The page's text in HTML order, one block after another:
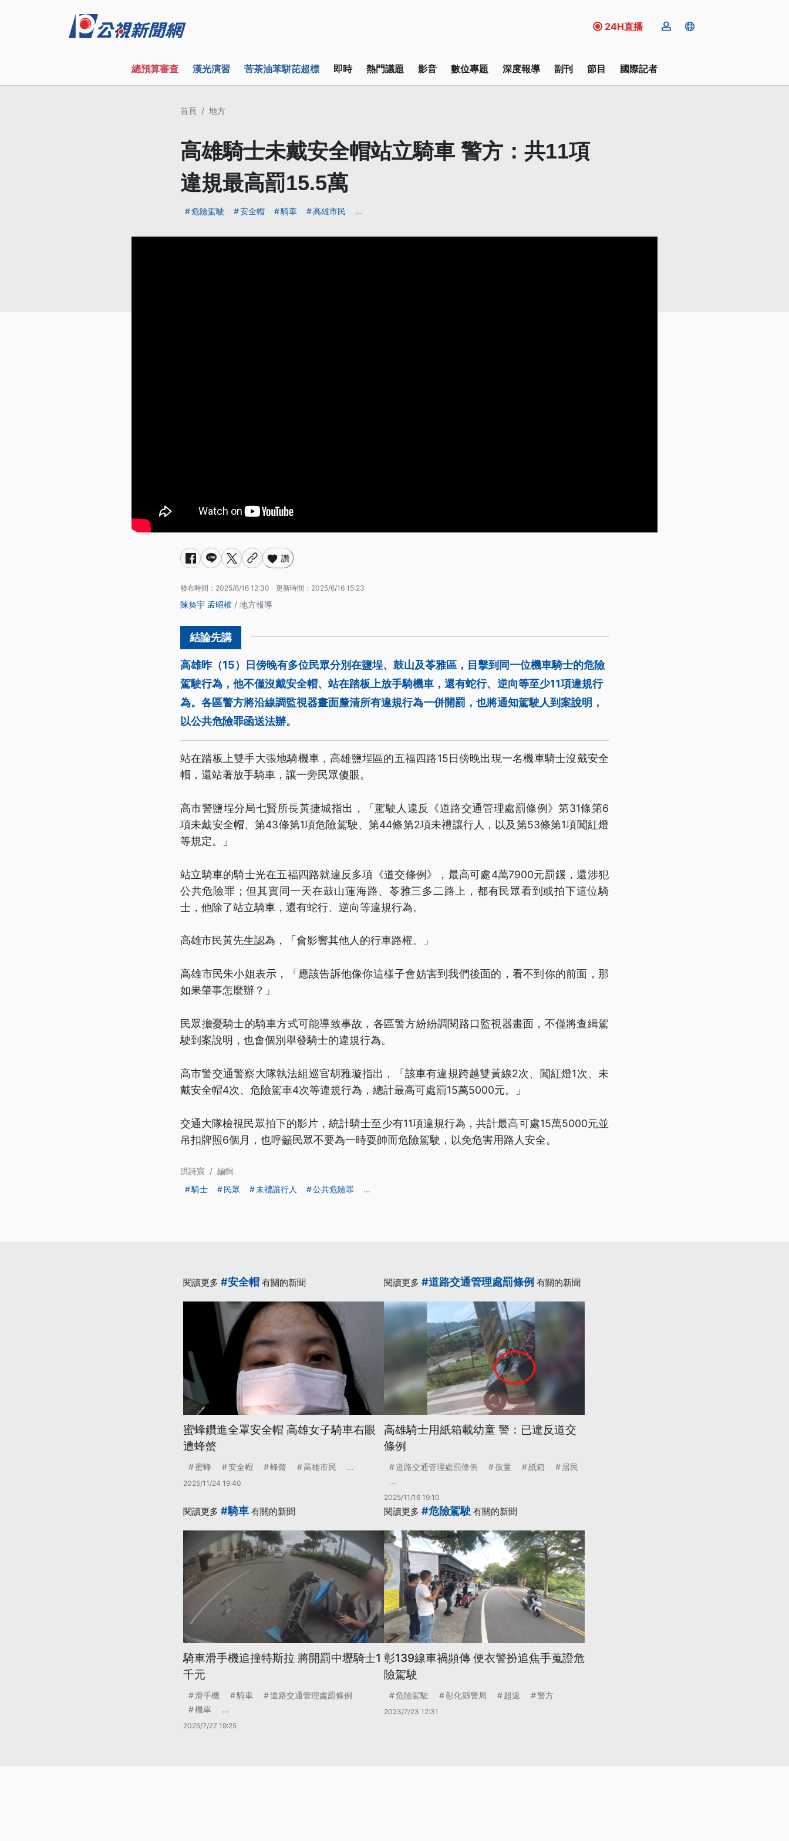
24H直播
總預算審查 漢光演習 苦茶油苯駢芘超標 即時 熱門議題 影音 數位專題 深度報導 副刊 節目 國際記者
首頁 地方
高雄騎士未戴安全帽站立騎車 警方：共11項
違規最高罰15.5萬
危險駕駛 安全帽 騎車 高雄市民 ...
讚
發布時間： 2025/6/16 12:30 更新時間： 2025/6/16 15:23
陳奐宇 孟昭權 / 地方報導
高雄昨（15）日傍晚有多位民眾分別在鹽埕、鼓山及苓雅區，目擊到同一位機車騎士的危險
駕駛行為，他不僅沒戴安全帽、站在踏板上放手騎機車，還有蛇行、逆向等至少11項違規行
為。各區警方將沿線調監視器畫面釐清所有違規行為一併開罰，也將通知駕駛人到案說明，
以公共危險罪函送法辦。
站在踏板上雙手大張地騎機車，高雄鹽埕區的五福四路15日傍晚出現一名機車騎士沒戴安全
帽，還站著放手騎車，讓一旁民眾傻眼。
高市警鹽埕分局七賢所長黃捷城指出，「駕駛人違反《道路交通管理處罰條例》第31條第6
項未戴安全帽、第43條第1項危險駕駛、第44條第2項未禮讓行人，以及第53條第1項闖紅燈
等規定。」
站立騎車的騎士光在五福四路就違反多項《道交條例》，最高可處4萬7900元罰鍰，還涉犯
公共危險罪；但其實同一天在鼓山蓮海路、苓雅三多二路上，都有民眾看到或拍下這位騎
士，他除了站立騎車，還有蛇行、逆向等違規行為。
高雄市民黃先生認為，「會影響其他人的行車路權。」
高雄市民朱小姐表示，「應該告訴他像你這樣子會妨害到我們後面的，看不到你的前面，那
如果肇事怎麼辦？」
民眾擔憂騎士的騎車方式可能導致事故，各區警方紛紛調閱路口監視器畫面，不僅將查緝駕
駛到案說明，也會個別舉發騎士的違規行為。
高市警交通警察大隊執法組巡官胡雅璇指出，「該車有違規跨越雙黃線2次、闖紅燈1次、未
戴安全帽4次、危險駕車4次等違規行為，總計最高可處罰15萬5000元。」
交通大隊檢視民眾拍下的影片，統計騎士至少有11項違規行為，共計最高可處15萬5000元並
吊扣牌照6個月，也呼籲民眾不要為一時耍帥而危險駕駛，以免危害用路人安全。
洪詩宸 / 編輯
騎士
民眾 未禮讓行人 公共危險罪 ...
閱讀更多 #安全帽 有關的新聞
蜜蜂鑽進全罩安全帽 高雄女子騎車右眼
遭蜂螫
蜜蜂 安全帽 蜂螫 高雄市民 ...
2025/11/24 19:40
閱讀更多 #道路交通管理處罰條例 有關的新聞
高雄騎士用紙箱載幼童 警：已違反道交
條例
道路交通管理處罰條例 孩童 紙箱
居民
...
2025/11/16 19:10
閱讀更多 #騎車 有關的新聞
騎車滑手機追撞特斯拉 將開罰中壢騎士1
千元
滑手機 騎車
道路交通管理處罰條例
機車
...
2025/7/27 19:25
閱讀更多 #危險駕駛 有關的新聞
彰139線車禍頻傳 便衣警扮追焦手蒐證危
險駕駛
危險駕駛 彰化縣警局 超速 警方
2023/7/23 12:31